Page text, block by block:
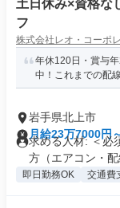
土日休み×資格な
フ
株式会社レオ・コーポ
年休120日・賞与
中！これまでの配
岩手県北上市
月給23万7000円
求める人材: ＜必
方（エアコン・配
即日勤務OK 交通費